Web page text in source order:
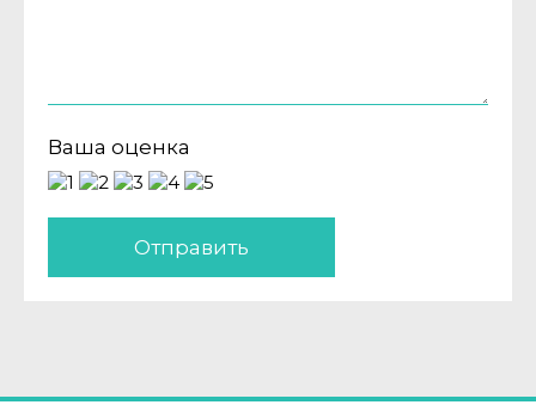
Ваша оценка
Отправить